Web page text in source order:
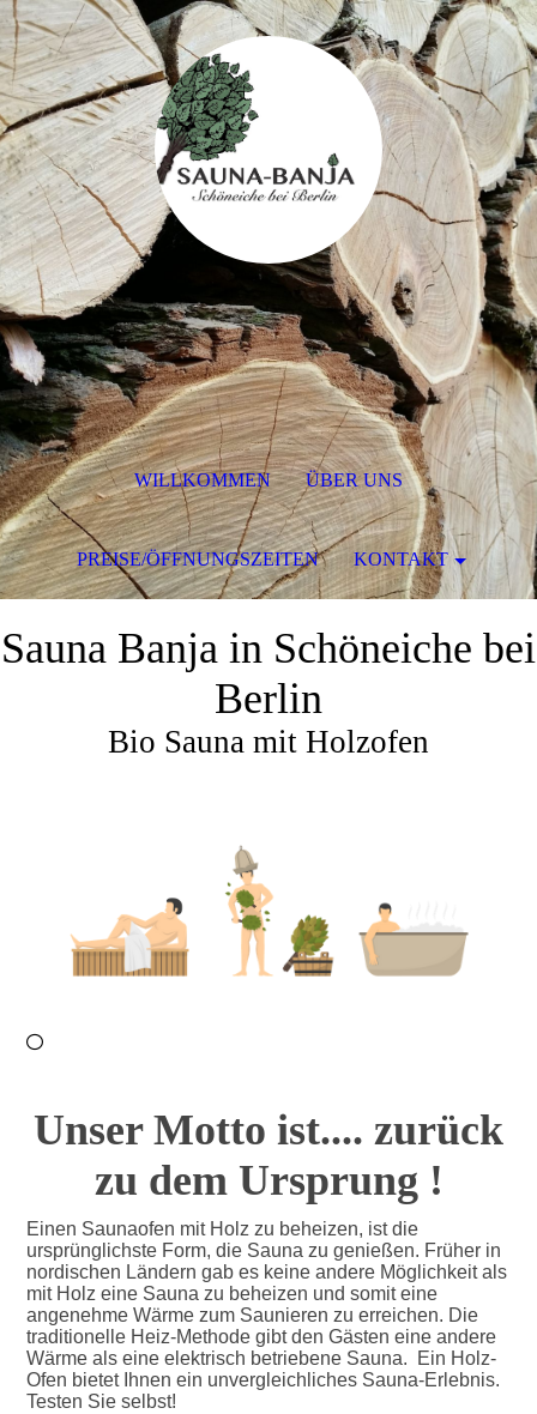
Sauna Banja in Schöneiche bei
Berlin
Bio Sauna mit Holzofen
Unser Motto ist.... zurück
zu dem Ursprung !
Einen Saunaofen mit Holz zu beheizen, ist die
ursprünglichste Form, die Sauna zu genießen. Früher in
nordischen Ländern gab es keine andere Möglichkeit als
mit Holz eine Sauna zu beheizen und somit eine
angenehme Wärme zum Saunieren zu erreichen. Die
traditionelle Heiz-Methode gibt den Gästen eine andere
Wärme als eine elektrisch betriebene Sauna. Ein Holz-
Ofen bietet Ihnen ein unvergleichliches Sauna-Erlebnis.
Testen Sie selbst!
WILLKOMMEN ÜBER UNS
PREISE/ÖFFNUNGSZEITEN KONTAKT